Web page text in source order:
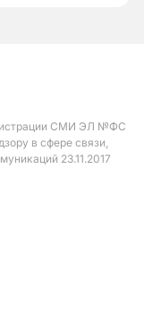
СМИ ЭЛ №ФС
в сфере связи,
23.11.2017